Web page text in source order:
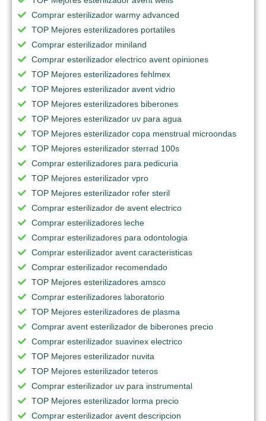
Comprar esterilizador warmy advanced
TOP Mejores esterilizadores portatiles
Comprar esterilizador miniland
Comprar esterilizador electrico avent opiniones
TOP Mejores esterilizadores fehlmex
TOP Mejores esterilizador avent vidrio
TOP Mejores esterilizadores biberones
TOP Mejores esterilizador uv para agua
TOP Mejores esterilizador copa menstrual microondas
TOP Mejores esterilizador sterrad 100s
Comprar esterilizadores para pedicuria
TOP Mejores esterilizador vpro
TOP Mejores esterilizador rofer steril
Comprar esterilizador de avent electrico
Comprar esterilizadores leche
Comprar esterilizadores para odontologia
Comprar esterilizador avent caracteristicas
Comprar esterilizador recomendado
TOP Mejores esterilizadores amsco
Comprar esterilizadores laboratorio
TOP Mejores esterilizadores de plasma
Comprar avent esterilizador de biberones precio
Comprar esterilizador suavinex electrico
TOP Mejores esterilizador nuvita
TOP Mejores esterilizador teteros
Comprar esterilizador uv para instrumental
TOP Mejores esterilizador lorma precio
Comprar esterilizador avent descripcion